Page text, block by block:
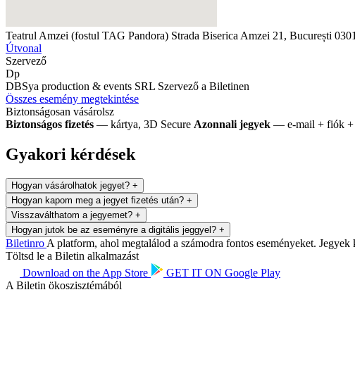
Teatrul Amzei (fostul TAG Pandora) Strada Biserica Amzei 21, București
Útvonal
Szervező
Dp
DBSya production & events SRL Szervező a Biletinen
Összes esemény megtekintése
Biztonságosan vásárolsz
Biztonságos fizetés — kártya, 3D Secure Azonnali jegyek — e-mail + fiók +
Gyakori kérdések
Hogyan vásárolhatok jegyet? +
Hogyan kapom meg a jegyet fizetés után? +
Visszaválthatom a jegyemet? +
Hogyan jutok be az eseményre a digitális jeggyel? +
Biletinro A platform, ahol megtalálod a számodra fontos eseményeket.
Töltsd le a Biletin alkalmazást
Download on the App Store GET IT ON Google Play
A Biletin ökoszisztémából